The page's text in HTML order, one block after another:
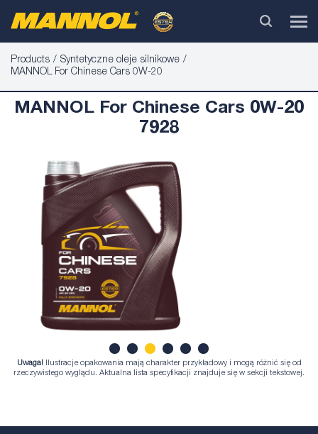
Products
Syntetyczne oleje silnikowe
MANNOL For Chinese Cars 0W-20
MANNOL For Chinese Cars 0W-20
7928
2 3 4 5 6
Uwaga! Ilustracje opakowania mają charakter przykładowy i mogą różnić się od
rzeczywistego wyglądu. Aktualna lista specyfikacji znajduje się w sekcji tekstowej.